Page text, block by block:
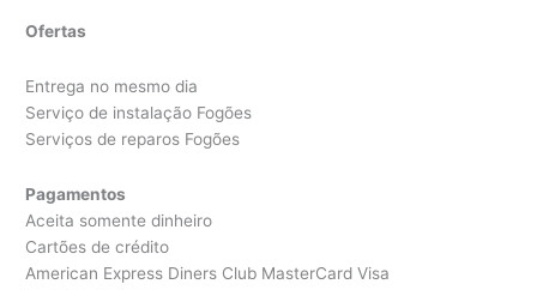
Ofertas
Entrega no mesmo dia
Serviço de instalação Fogões
Serviços de reparos Fogões
Pagamentos
Aceita somente dinheiro
Cartões de crédito
American Express Diners Club MasterCard Visa